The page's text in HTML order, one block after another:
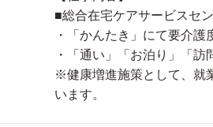
■総合在宅ケアサービスセ
・「かんたき」にて要介
・「通い」「お泊り」「
※健康増進施策として、就
います。